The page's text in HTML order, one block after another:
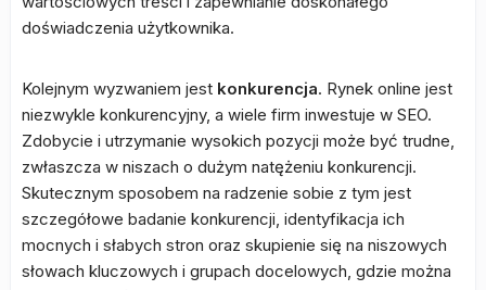
doświadczenia użytkownika.
Kolejnym wyzwaniem jest konkurencja. Rynek online jest
niezwykle konkurencyjny, a wiele firm inwestuje w SEO.
Zdobycie i utrzymanie wysokich pozycji może być trudne,
zwłaszcza w niszach o dużym natężeniu konkurencji.
Skutecznym sposobem na radzenie sobie z tym jest
szczegółowe badanie konkurencji, identyfikacja ich
mocnych i słabych stron oraz skupienie się na niszowych
słowach kluczowych i grupach docelowych, gdzie można